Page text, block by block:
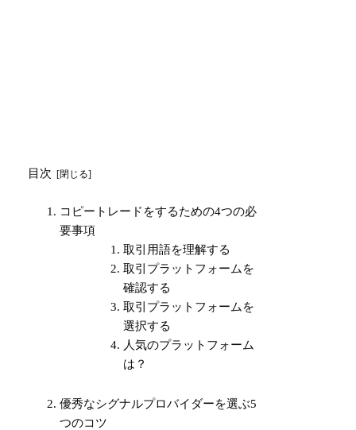
目次
コピートレードをするための4つの必
要事項
取引用語を理解する
取引プラットフォームを
確認する
取引プラットフォームを
選択する
人気のプラットフォーム
は？
優秀なシグナルプロバイダーを選ぶ5
つのコツ